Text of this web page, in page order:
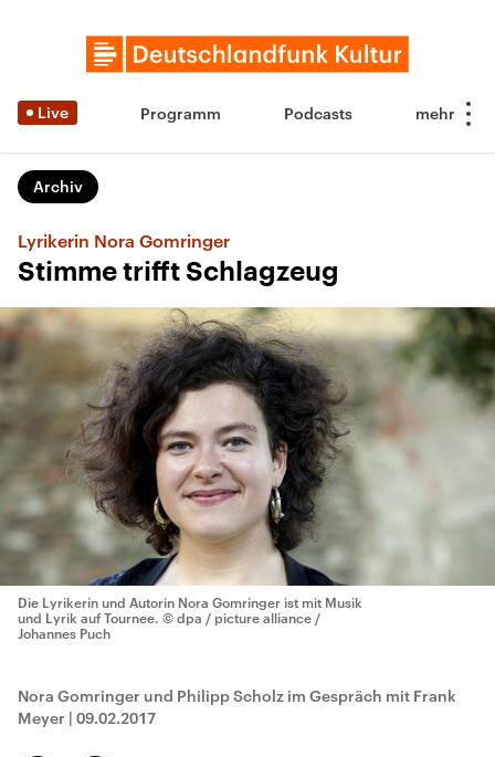
Live Programm Podcasts
Archiv
Lyrikerin Nora Gomringer
Stimme trifft Schlagzeug
Die Lyrikerin und Autorin Nora Gomringer ist mit Musik
und Lyrik auf Tournee. © dpa / picture alliance /
Johannes Puch
Nora Gomringer und Philipp Scholz im Gespräch mit Frank
Meyer | 09.02.2017